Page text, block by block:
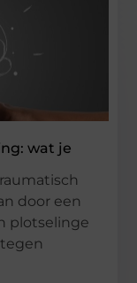
wat je
door een
plotselinge